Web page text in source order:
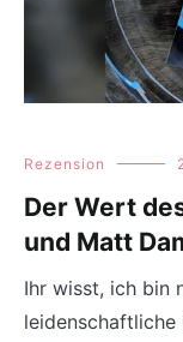
Rezension
Der Wert
und Matt
Ihr wisst, ich bin